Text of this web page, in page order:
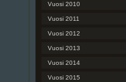
Vuosi 2010
Vuosi 2011
Vuosi 2012
Vuosi 2013
Vuosi 2014
Vuosi 2015